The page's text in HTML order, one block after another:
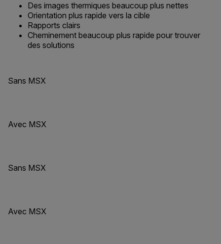
Des images thermiques beaucoup plus nettes
Orientation plus rapide vers la cible
Rapports clairs
Cheminement beaucoup plus rapide pour trouver
des solutions
Sans MSX
Avec MSX
Sans MSX
Avec MSX